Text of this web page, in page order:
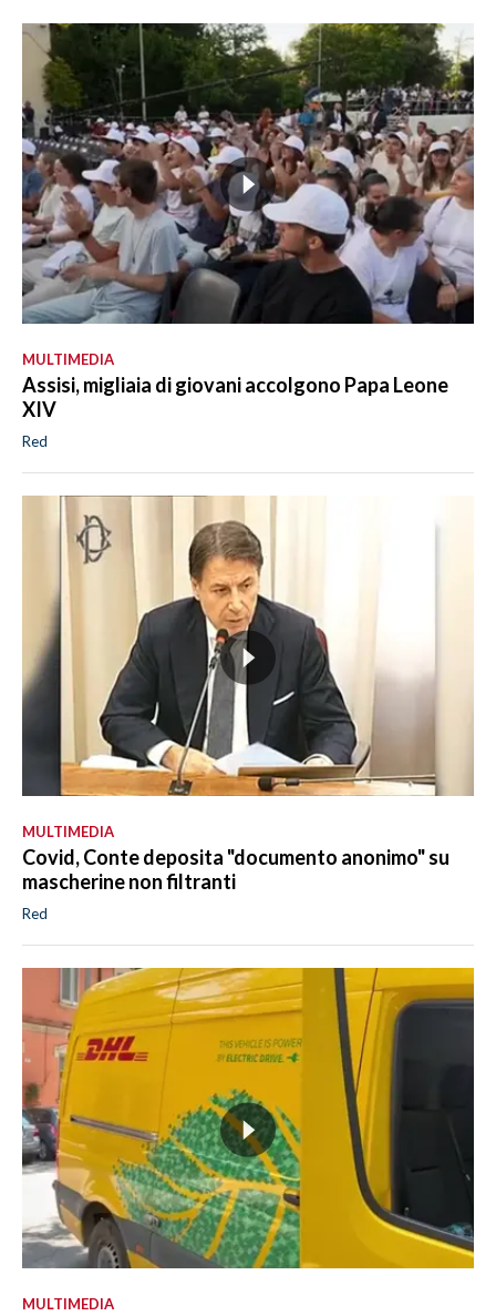
MULTIMEDIA
Assisi, migliaia di giovani accolgono Papa Leone
XIV
Red
MULTIMEDIA
Covid, Conte deposita "documento anonimo" su
mascherine non filtranti
Red
MULTIMEDIA